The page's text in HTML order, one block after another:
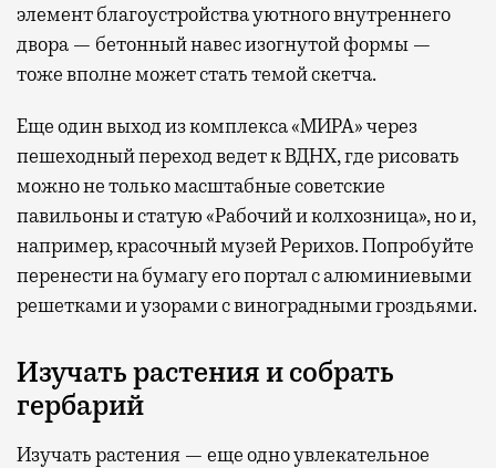
элемент благоустройства уютного внутреннего
двора — бетонный навес изогнутой формы —
тоже вполне может стать темой скетча.
Еще один выход из комплекса «МИРА» через
пешеходный переход ведет к ВДНХ, где рисовать
можно не только масштабные советские
павильоны и статую «Рабочий и колхозница», но и,
например, красочный музей Рерихов. Попробуйте
перенести на бумагу его портал с алюминиевыми
решетками и узорами с виноградными гроздьями.
Изучать растения и собрать
гербарий
Изучать растения — еще одно увлекательное